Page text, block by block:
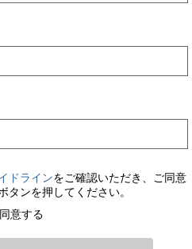
ドラインをご確認いただき、ご同意
タンを押してください。
同意する